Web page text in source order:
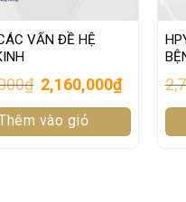
VẤN ĐỀ HỆ
₫ Original
price
was:
2,700,000₫.
2,160,000₫Current
price
is:
vào giỏ
HPY – ỨC